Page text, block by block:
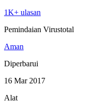
1K+ ulasan
Pemindaian Virustotal
Aman
Diperbarui
16 Mar 2017
Alat